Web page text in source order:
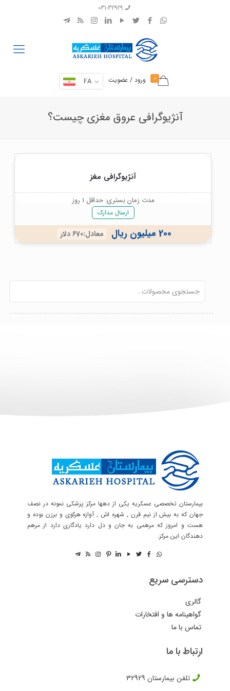
031-32929
0 ورود / عضویت FA
آنژیوگرافی عروق مغزی چیست؟
آنژیوگرافی مغز
مدت زمان بستری: حداقل 1 روز
ارسال مدارک
200 میلیون ریال معادل:670 دلار
بیمارستان تخصصی عسکریه یکی از دهها مرکز پزشکی نمونه در نصف
جهان که به بیش از نیم قرن , شهره اش , آوازه هرکوی و برزن بوده و
هست و امروز که مرهمی به جان و دل دارد یادگاری دارد از مرهم
دهندگان این مرکز.
دسترسی سریع
گالری
گواهینامه ها و افتخارات
تماس با ما
ارتباط با ما
تلفن بیمارستان 32929